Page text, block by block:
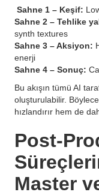
Sahne 1 – Keşif:
Sahne 2 – Tehlike
synth textures
Sahne 3 – Aksiyon:
enerji
Sahne 4 – Sonuç:
Bu akışın tümü AI
oluşturulabilir.
hızlandırır hem de
Post-
Master